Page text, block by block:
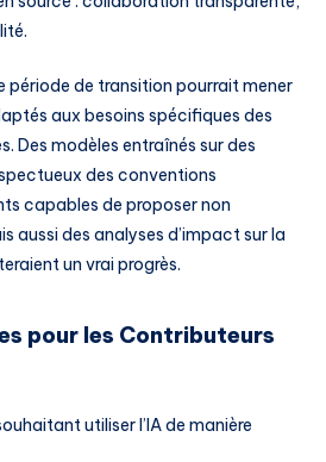
période de transition pourrait mener
aux besoins spécifiques des
Des modèles entraînés sur des
des conventions
capables de proposer non
aussi des analyses d’impact sur la
un vrai progrès.
pour les Contributeurs
utiliser l’IA de manière